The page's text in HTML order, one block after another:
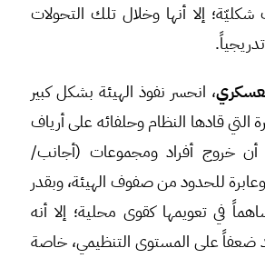
إلا أنها وخلال تلك التحولات
، انحسر نفوذ الهيئة بشكل كبير
التي قادها النظام وحلفائه على أرياف
خروج أفراد ومجموعات (أجانب/
للحدود من صفوف الهيئة، وبقدر
في تعويمها كقوى محلية؛ إلا أنه
ضعفاً على المستوى التنظيمي، خاصة